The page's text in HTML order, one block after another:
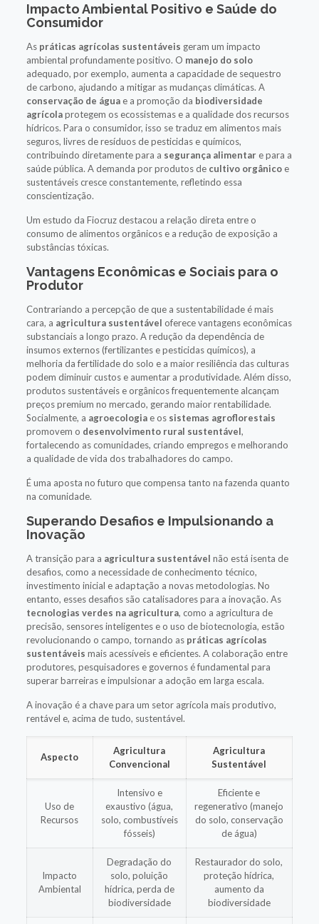
Impacto Ambiental Positivo e Saúde do
Consumidor
As práticas agrícolas sustentáveis geram um impacto
ambiental profundamente positivo. O manejo do solo
adequado, por exemplo, aumenta a capacidade de sequestro
de carbono, ajudando a mitigar as mudanças climáticas. A
conservação de águae a promoção da biodiversidade
agrícolaprotegem os ecossistemas e a qualidade dos recursos
hídricos. Para o consumidor, isso se traduz em alimentos mais
seguros, livres de resíduos de pesticidas e químicos,
contribuindo diretamente para a segurança alimentare para a
saúde pública. A demanda por produtos de cultivo orgânicoe
sustentáveis cresce constantemente, refletindo essa
conscientização.
Um estudo da Fiocruz destacou a relação direta entre o
consumo de alimentos orgânicos e a redução de exposição a
substâncias tóxicas.
Vantagens Econômicas e Sociais para o
Produtor
Contrariando a percepção de que a sustentabilidade é mais
cara, a agricultura sustentável oferece vantagens econômicas
substanciais a longo prazo. A redução da dependência de
insumos externos (fertilizantes e pesticidas químicos), a
melhoria da fertilidade do solo e a maior resiliência das culturas
podem diminuir custos e aumentar a produtividade. Além disso,
produtos sustentáveis e orgânicos frequentemente alcançam
preços premium no mercado, gerando maior rentabilidade.
Socialmente, a agroecologiae os sistemas agroflorestais
promovem o desenvolvimento rural sustentável,
fortalecendo as comunidades, criando empregos e melhorando
a qualidade de vida dos trabalhadores do campo.
É uma aposta no futuro que compensa tanto na fazenda quanto
na comunidade.
Superando Desafios e Impulsionando a
Inovação
A transição para a agricultura sustentável não está isenta de
desafios, como a necessidade de conhecimento técnico,
investimento inicial e adaptação a novas metodologias. No
entanto, esses desafios são catalisadores para a inovação. As
tecnologias verdes na agricultura, como a agricultura de
precisão, sensores inteligentes e o uso de biotecnologia, estão
revolucionando o campo, tornando as práticas agrícolas
sustentáveis mais acessíveis e eficientes. A colaboração entre
produtores, pesquisadores e governos é fundamental para
superar barreiras e impulsionar a adoção em larga escala.
A inovação é a chave para um setor agrícola mais produtivo,
rentável e, acima de tudo, sustentável.
Aspecto
Agricultura
Convencional
Agricultura
Sustentável
Uso de
Recursos
Intensivo e
exaustivo (água,
solo, combustíveis
fósseis)
Eficiente e
regenerativo (manejo
do solo, conservação
de água)
Impacto
Ambiental
Degradação do
solo, poluição
hídrica, perda de
biodiversidade
Restaurador do solo,
proteção hídrica,
aumento da
biodiversidade